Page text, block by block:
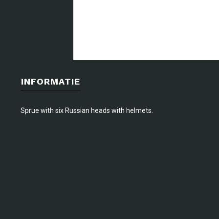
INFORMATIE
Sprue with six Russian heads with helmets.